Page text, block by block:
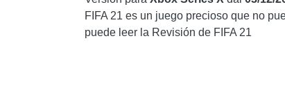
FIFA 21 es un juego precioso que no
puede leer la Revisión de FIFA 21